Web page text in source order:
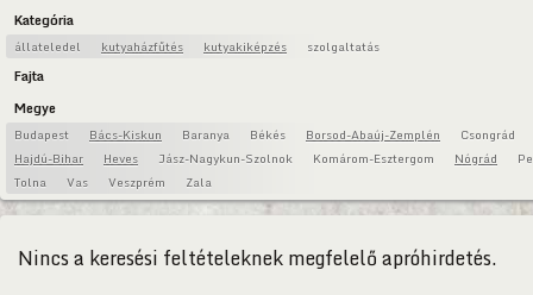
Kategória
állateledel kutyaházfűtés kutyakiképzés szolgaltatás
Fajta
Megye
Budapest Bács-Kiskun Baranya Békés Borsod-Abaúj-Zemplén
Csongrád
Hajdú-Bihar
Heves Jász-Nagykun-Szolnok Komárom-Esztergom Nógrád
Tolna
Vas Veszprém Zala
Nincs a keresési feltételeknek megfelelő apróhirdetés.